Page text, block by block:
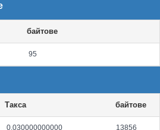
байтове
95
Такса байтове
0.030000000000 13856